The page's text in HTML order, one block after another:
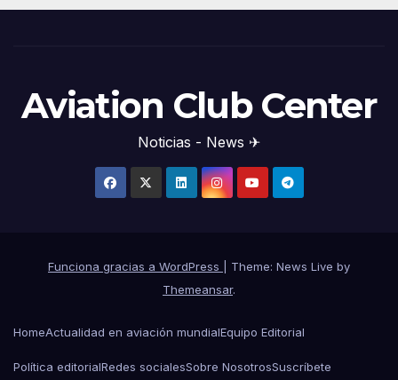
Aviation Club Center
Noticias - News ✈
Funciona gracias a WordPress
Theme: News Live by
Themeansar.
HomeActualidad en aviación mundialEquipo Editorial
Política editorialRedes socialesSobre NosotrosSuscríbete